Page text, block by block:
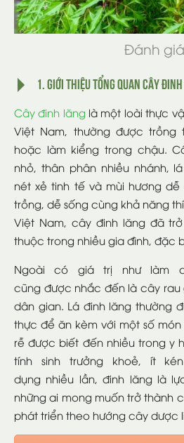
Đánh giá
1. Giới thiệu tổng quan cây
Cây đinh lăng là một loài thực
Việt Nam, thường được trồng
hoặc làm kiểng trong chậu.
nhỏ, thân phân nhiều nhánh,
nét xẻ tinh tế và mùi hương
trồng, dễ sống cùng khả năng
Việt Nam, cây đinh lăng đã
thuộc trong nhiều gia đình, đặc
Ngoài có giá trị như làm
cũng được nhắc đến là cây rau
dân gian. Lá đinh lăng thường
thực để ăn kèm với một số
rễ được biết đến nhiều trongy
tính sinh trưởng khoẻ, ít
dụng nhiều lần, đinh lăng là
những ai mong muốn trở thành
phát triển theo hướng cây dược